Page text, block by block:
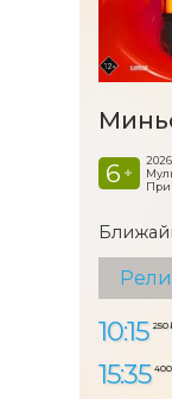
6 +
10:15 250
15:35